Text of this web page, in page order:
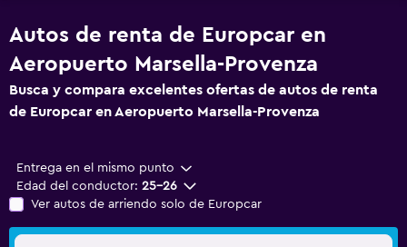
Autos de renta de Europcar en
Aeropuerto Marsella-Provenza
Busca y compara excelentes ofertas de autos de renta
de Europcar en Aeropuerto Marsella-Provenza
Entrega en el mismo punto
Edad del conductor: 25-26
Ver autos de arriendo solo de Europcar